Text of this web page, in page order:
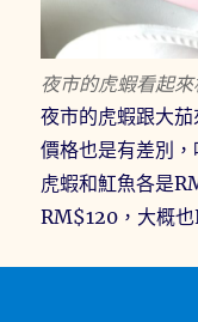
夜市的虎蝦看起
夜市的虎蝦跟大
價格也是有差別，
虎蝦和魟魚各是
RM$120，大概